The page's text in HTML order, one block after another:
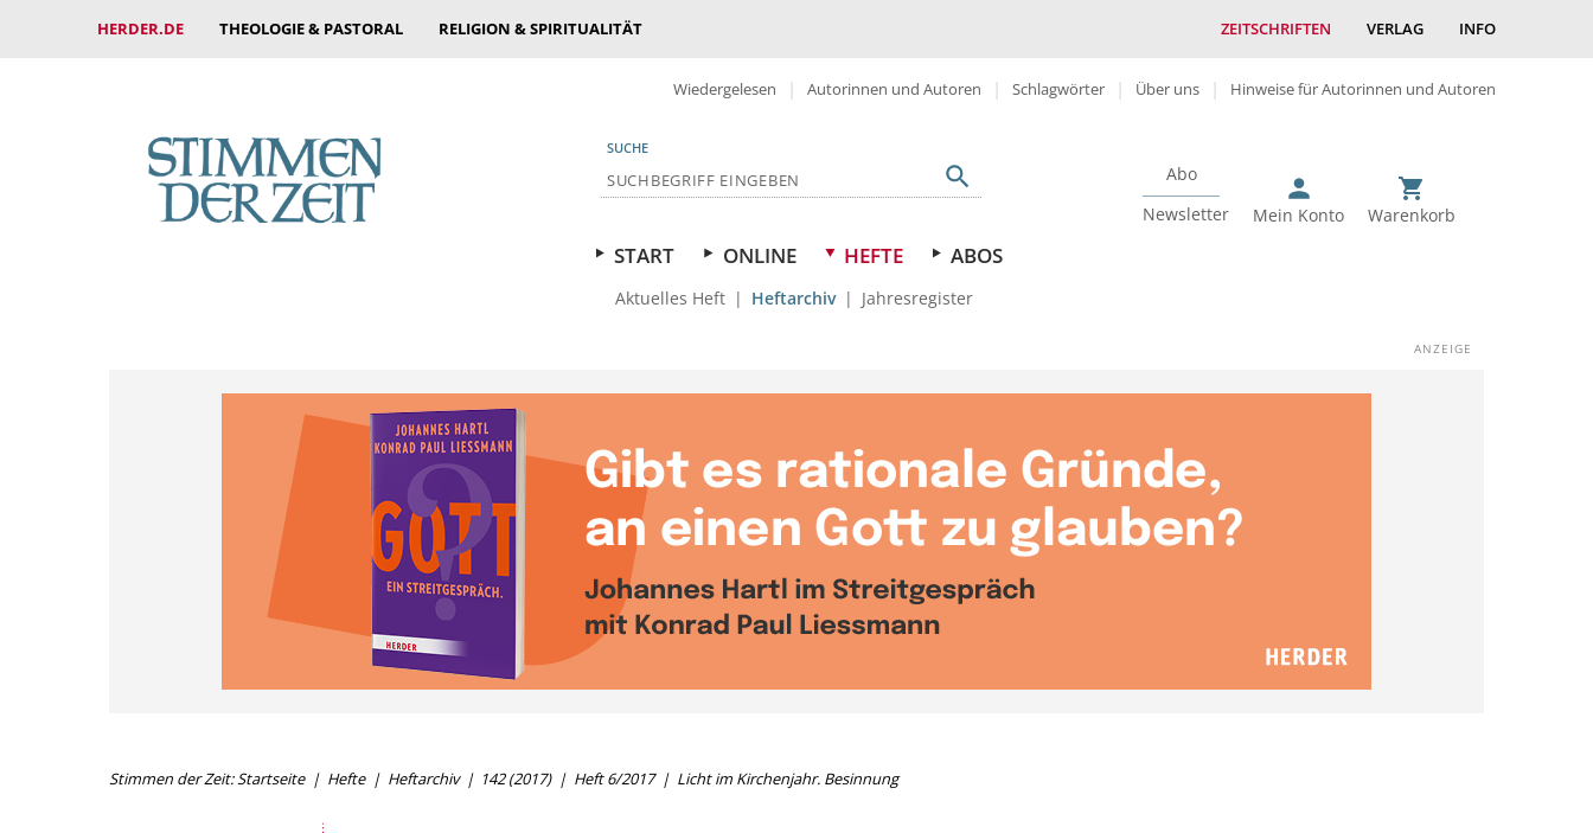
HERDER.DE THEOLOGIE & PASTORAL RELIGION & SPIRITUALITÄT ZEITSCHRIFTEN VERLAG INFO
Wiedergelesen Autorinnen und Autoren Schlagwörter Über uns Hinweise für Autorinnen und Autoren
SUCHE
Abo
Newsletter
Mein Konto Warenkorb
START ONLINE HEFTE ABOS
Aktuelles Heft Heftarchiv Jahresregister
Stimmen der Zeit: Startseite Hefte Heftarchiv 142 (2017) Heft 6/2017 Licht im Kirchenjahr. Besinnung